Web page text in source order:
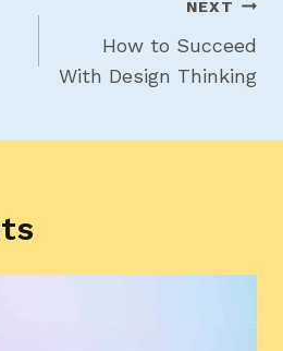
NEXT
How to Succeed
With Design Thinking